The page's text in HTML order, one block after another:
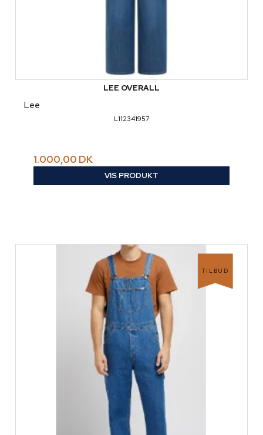
LEE OVERALL
Lee
L112341957
1.000,00 DK
VIS PRODUKT
TILBUD